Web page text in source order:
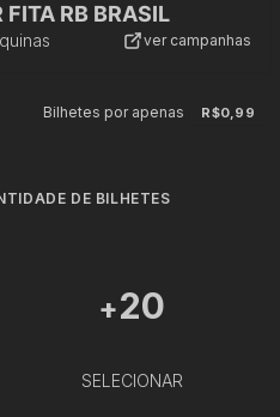
FITA RB BRASIL
ver campanhas
Bilhetes por apenas R$0,99
DE BILHETES
+20
SELECIONAR